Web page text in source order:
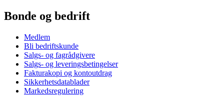
Bonde og bedrift
Medlem
Bli bedriftskunde
Salgs- og fagrådgivere
Salgs- og leveringsbetingelser
Fakturakopi og kontoutdrag
Sikkerhetsdatablader
Markedsregulering